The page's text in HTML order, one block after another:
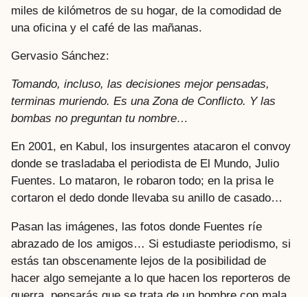
miles de kilómetros de su hogar, de la comodidad de
una oficina y el café de las mañanas.
Gervasio Sánchez:
Tomando, incluso, las decisiones mejor pensadas,
terminas muriendo. Es una Zona de Conflicto. Y las
bombas no preguntan tu nombre…
En 2001, en Kabul, los insurgentes atacaron el convoy
donde se trasladaba el periodista de El Mundo, Julio
Fuentes. Lo mataron, le robaron todo; en la prisa le
cortaron el dedo donde llevaba su anillo de casado…
Pasan las imágenes, las fotos donde Fuentes ríe
abrazado de los amigos… Si estudiaste periodismo, si
estás tan obscenamente lejos de la posibilidad de
hacer algo semejante a lo que hacen los reporteros de